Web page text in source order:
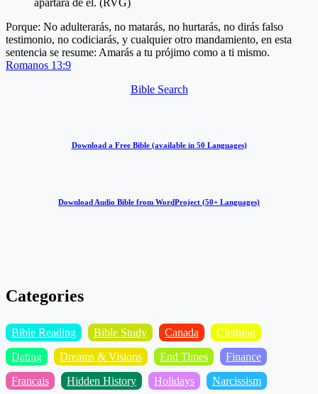
Porque: No adulterarás, no matarás, no hurtarás, no dirás falso
testimonio, no codiciarás, y cualquier otro mandamiento, en esta
sentencia se resume: Amarás a tu prójimo como a ti mismo.
Romanos 13:9
Bible Search
Download a Free Bible (available in 50 Languages)
Download Audio Bible from WordProject (50+ Languages)
Categories
Bible Reading Bible Study Canada
Clothing
Dating
Dreams & Visions End Times
Finance
Francais
Hidden History Holidays
Narcissism